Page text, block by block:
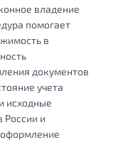
владение
помогает
в
документов
учета
исходные
и